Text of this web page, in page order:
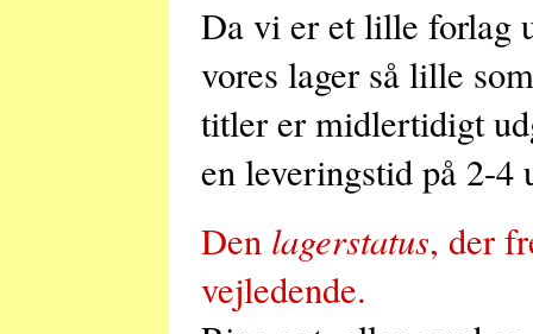
Da vi er et lille forlag
vores lager så lille
titler er midlertidigt
en leveringstid på 2-4
Den lagerstatus, der
vejledende.